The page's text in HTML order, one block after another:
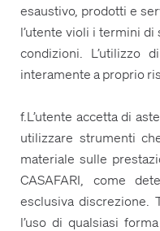
esaustivo, prodotti e
l’utente violi i termini
condizioni.
interamente a proprio
f.L’utente accetta di
utilizzare strumenti
materiale sulle
CASAFARI, come
esclusiva discrezione.
l’uso di qualsiasi